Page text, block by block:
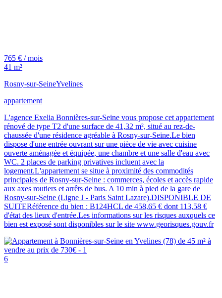
765 € / mois
41 m²
Rosny-sur-SeineYvelines
appartement
L'agence Exelia Bonnières-sur-Seine vous propose cet appartement
rénové de type T2 d'une surface de 41,32 m², situé au rez-de-
chaussée d'une résidence agréable à Rosny-sur-Seine.Le bien
dispose d'une entrée ouvrant sur une pièce de vie avec cuisine
ouverte aménagée et équipée, une chambre et une salle d'eau avec
WC. 2 places de parking privatives incluent avec la
logement.L'appartement se situe à proximité des commodités
principales de Rosny-sur-Seine : commerces, écoles et accès rapide
aux axes routiers et arrêts de bus. A 10 min à pied de la gare de
Rosny-sur-Seine (Ligne J - Paris Saint Lazare).DISPONIBLE DE
SUITERéférence du bien : B124HCL de 458,65 € dont 113,58 €
d'état des lieux d'entrée.Les informations sur les risques auxquels ce
bien est exposé sont disponibles sur le site www.georisques.gouv.fr
6